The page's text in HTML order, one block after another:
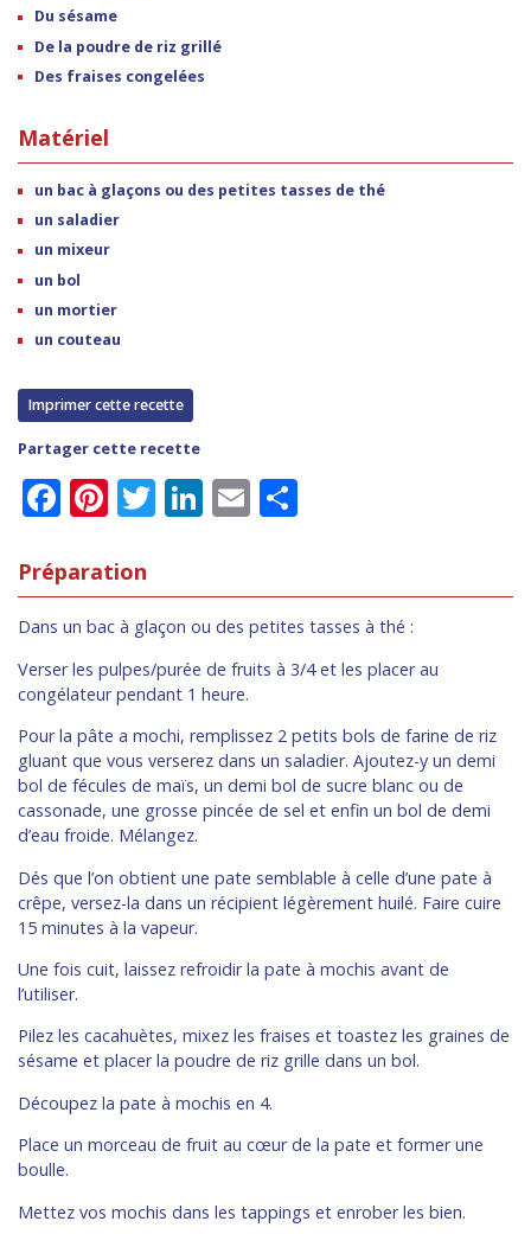
Du sésame
De la poudre de riz grillé
Des fraises congelées
Matériel
un bac à glaçons ou des petites tasses de thé
un saladier
un mixeur
un bol
un mortier
un couteau
Imprimer cette recette
Partager cette recette
Facebook
Pinterest
Twitter
LinkedIn
Email
Préparation
Dans un bac à glaçon ou des petites tasses à thé :
Verser les pulpes/purée de fruits à 3/4 et les placer au
congélateur pendant 1 heure.
Pour la pâte a mochi, remplissez 2 petits bols de farine de riz
gluant que vous verserez dans un saladier. Ajoutez-y un demi
bol de fécules de maïs, un demi bol de sucre blanc ou de
cassonade, une grosse pincée de sel et enfin un bol de demi
d’eau froide. Mélangez.
Dés que l’on obtient une pate semblable à celle d’une pate à
crêpe, versez-la dans un récipient légèrement huilé. Faire cuire
15 minutes à la vapeur.
Une fois cuit, laissez refroidir la pate à mochis avant de
l’utiliser.
Pilez les cacahuètes, mixez les fraises et toastez les graines de
sésame et placer la poudre de riz grille dans un bol.
Découpez la pate à mochis en 4.
Place un morceau de fruit au cœur de la pate et former une
boulle.
Mettez vos mochis dans les tappings et enrober les bien.